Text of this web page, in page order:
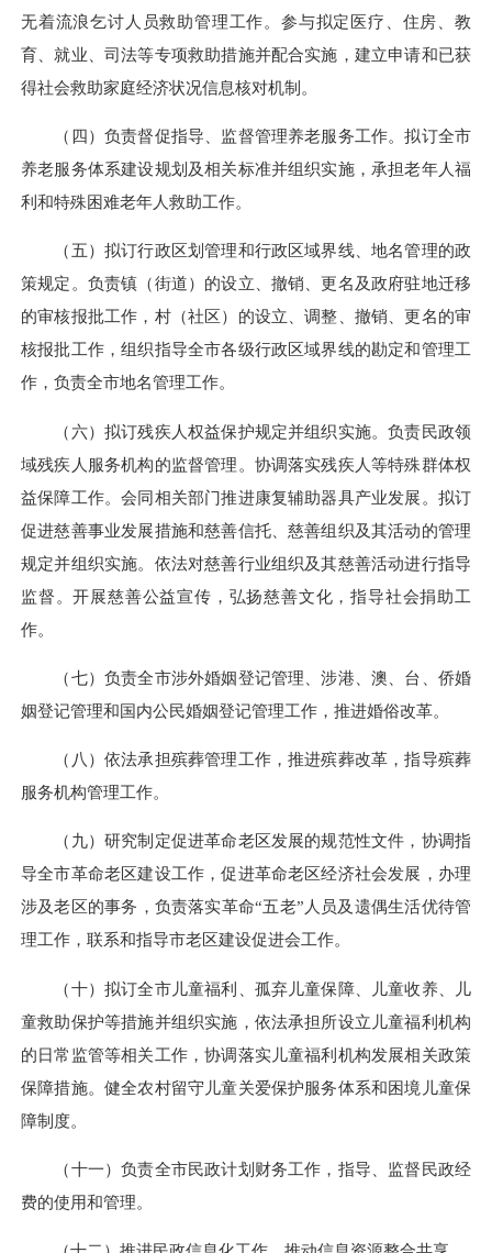
无着流浪乞讨人员救助管理工作。参与拟定医疗、住房、教
育、就业、司法等专项救助措施并配合实施，建立申请和已获
得社会救助家庭经济状况信息核对机制。
（四）负责督促指导、监督管理养老服务工作。拟订全市
养老服务体系建设规划及相关标准并组织实施，承担老年人福
利和特殊困难老年人救助工作。
（五）拟订行政区划管理和行政区域界线、地名管理的政
策规定。负责镇（街道）的设立、撤销、更名及政府驻地迁移
的审核报批工作，村（社区）的设立、调整、撤销、更名的审
核报批工作，组织指导全市各级行政区域界线的勘定和管理工
作，负责全市地名管理工作。
（六）拟订残疾人权益保护规定并组织实施。负责民政领
域残疾人服务机构的监督管理。协调落实残疾人等特殊群体权
益保障工作。会同相关部门推进康复辅助器具产业发展。拟订
促进慈善事业发展措施和慈善信托、慈善组织及其活动的管理
规定并组织实施。依法对慈善行业组织及其慈善活动进行指导
监督。开展慈善公益宣传，弘扬慈善文化，指导社会捐助工
作。
（七）负责全市涉外婚姻登记管理、涉港、澳、台、侨婚
姻登记管理和国内公民婚姻登记管理工作，推进婚俗改革。
（八）依法承担殡葬管理工作，推进殡葬改革，指导殡葬
服务机构管理工作。
（九）研究制定促进革命老区发展的规范性文件，协调指
导全市革命老区建设工作，促进革命老区经济社会发展，办理
涉及老区的事务，负责落实革命“五老”人员及遗偶生活优待管
理工作，联系和指导市老区建设促进会工作。
（十）拟订全市儿童福利、孤弃儿童保障、儿童收养、儿
童救助保护等措施并组织实施，依法承担所设立儿童福利机构
的日常监管等相关工作，协调落实儿童福利机构发展相关政策
保障措施。健全农村留守儿童关爱保护服务体系和困境儿童保
障制度。
（十一）负责全市民政计划财务工作，指导、监督民政经
费的使用和管理。